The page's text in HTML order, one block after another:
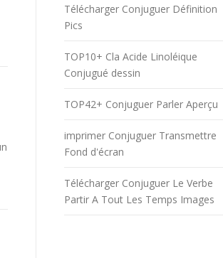
Télécharger Conjuguer Définition
Pics
TOP10+ Cla Acide Linoléique
Conjugué dessin
TOP42+ Conjuguer Parler Aperçu
imprimer Conjuguer Transmettre
Fond d'écran
Télécharger Conjuguer Le Verbe
Partir A Tout Les Temps Images